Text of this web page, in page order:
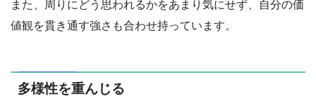
また、周りにどう思われるかをあまり気にせず、自分の価
値観を貫き通す強さも合わせ持っています。
多様性を重んじる